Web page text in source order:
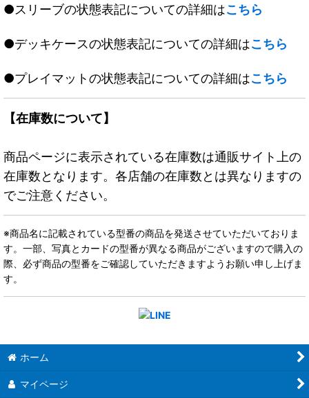
●スリーブの状態表記についての詳細はこちら
●デッキケースの状態表記についての詳細はこちら
●プレイマットの状態表記についての詳細はこちら
【在庫数について】
商品ページに表示されている在庫数は通販サイト上の
在庫数となります。各店舗の在庫数とは異なりますの
でご注意ください。
※商品名に記載されている型番の商品を発送させていただいておりま
す。一部、写真とカードの型番が異なる商品がございますので購入の
際、必ず商品の型番をご確認していただきますようお願い申し上げま
す。
ホーム
マイページ